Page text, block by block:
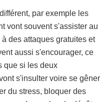
par exemple les
vont souvent s'assister au
des attaques gratuites et
aussi s'encourager, ce
que si les deux
s'insulter voire se gêner
du stress, bloquer des